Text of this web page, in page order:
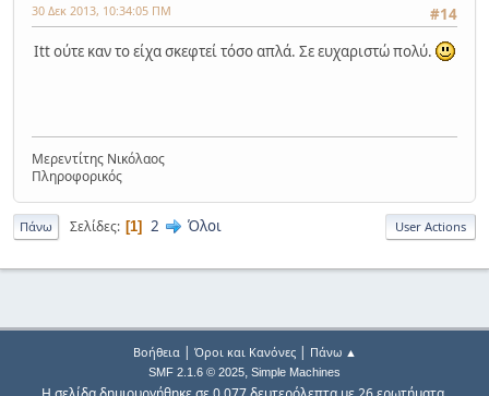
#14
30 Δεκ 2013, 10:34:05 ΠΜ
Itt ούτε καν το είχα σκεφτεί τόσο απλά. Σε ευχαριστώ πολύ.
Μερεντίτης Νικόλαος
Πληροφορικός
Πάνω Σελίδες 1 2 Όλοι User Actions
Βοήθεια| Όροι και Κανόνες| Πάνω ▲
SMF 2.1.6 © 2025, Simple Machines